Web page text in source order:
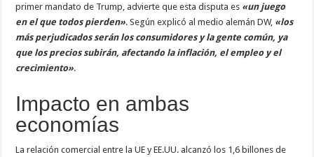
primer mandato de Trump, advierte que esta disputa es «un juego
en el que todos pierden». Según explicó al medio alemán DW, «los
más perjudicados serán los consumidores y la gente común, ya
que los precios subirán, afectando la inflación, el empleo y el
crecimiento».
Impacto en ambas
economías
La relación comercial entre la UE y EE.UU. alcanzó los 1,6 billones de